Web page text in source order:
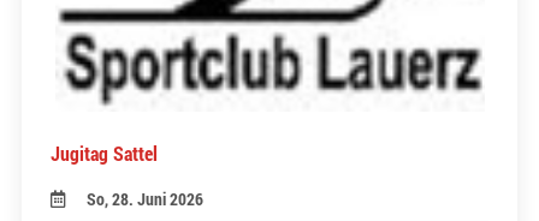
Jugitag Sattel
So, 28. Juni 2026